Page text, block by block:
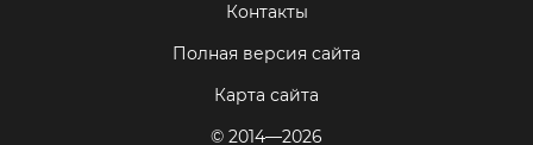
Контакты
Полная версия сайта
Карта сайта
© 2014—2026